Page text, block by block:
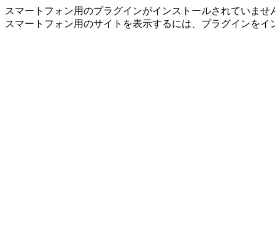
スマートフォン用のプラグインがインストールされていませ
スマートフォン用のサイトを表示するには、プラグインをイ